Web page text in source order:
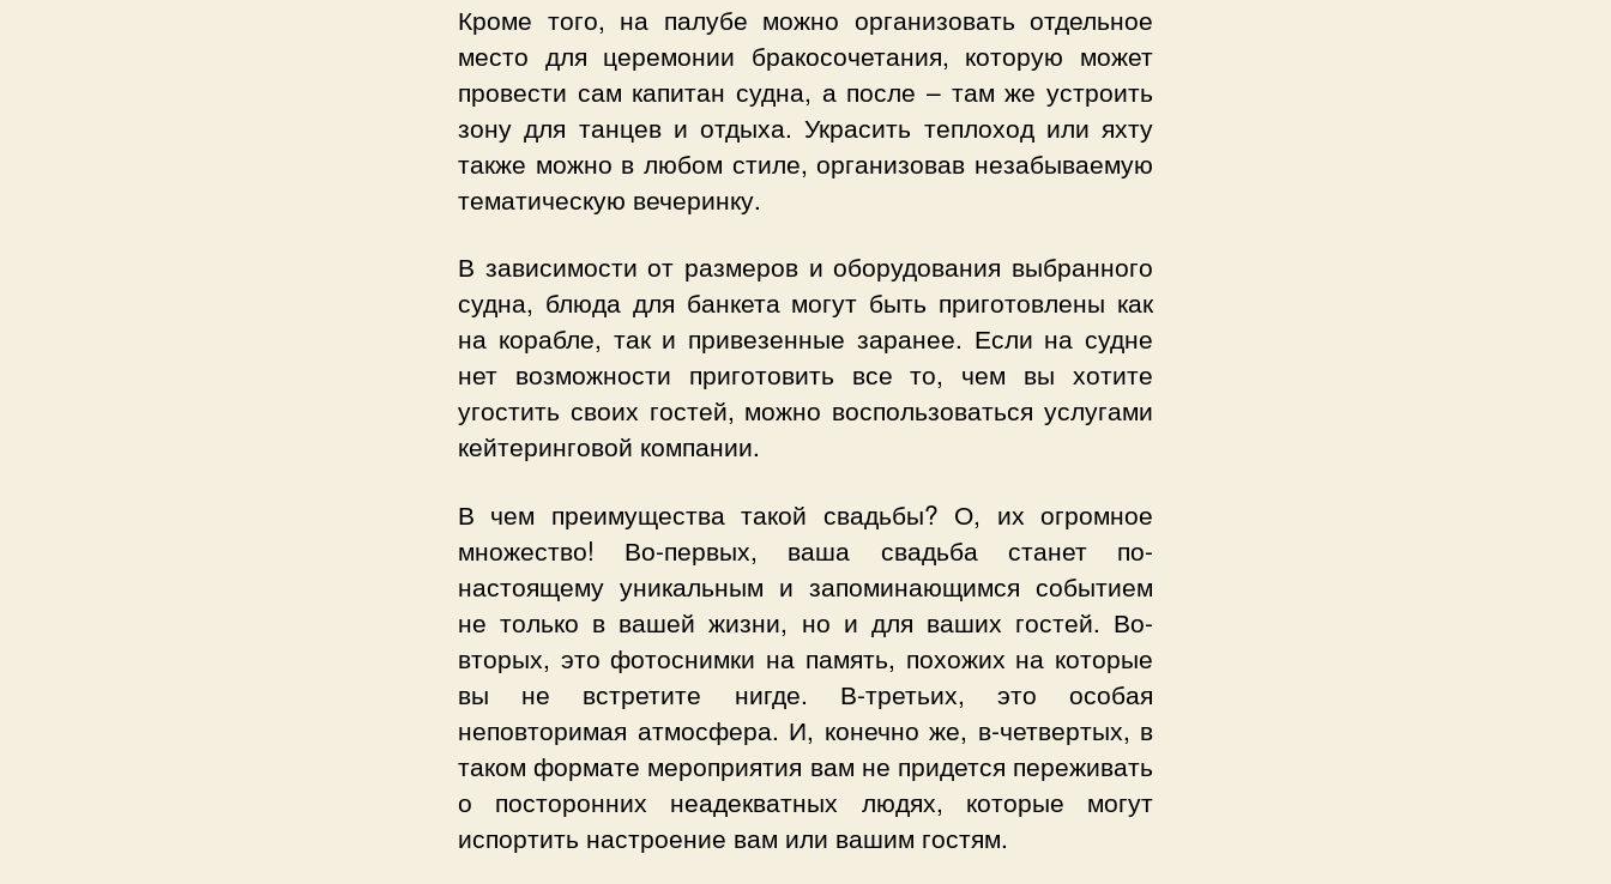
Кроме того, на палубе можно организовать отдельное
место для церемонии бракосочетания, которую может
провести сам капитан судна, а после – там же устроить
зону для танцев и отдыха. Украсить теплоход или яхту
также можно в любом стиле, организовав незабываемую
тематическую вечеринку.
В зависимости от размеров и оборудования выбранного
судна, блюда для банкета могут быть приготовлены как
на корабле, так и привезенные заранее. Если на судне
нет возможности приготовить все то, чем вы хотите
угостить своих гостей, можно воспользоваться услугами
кейтеринговой компании.
В чем преимущества такой свадьбы? О, их огромное
множество! Во-первых, ваша свадьба станет по-
настоящему уникальным и запоминающимся событием
не только в вашей жизни, но и для ваших гостей. Во-
вторых, это фотоснимки на память, похожих на которые
вы не встретите нигде. В-третьих, это особая
неповторимая атмосфера. И, конечно же, в-четвертых, в
таком формате мероприятия вам не придется переживать
о посторонних неадекватных людях, которые могут
испортить настроение вам или вашим гостям.